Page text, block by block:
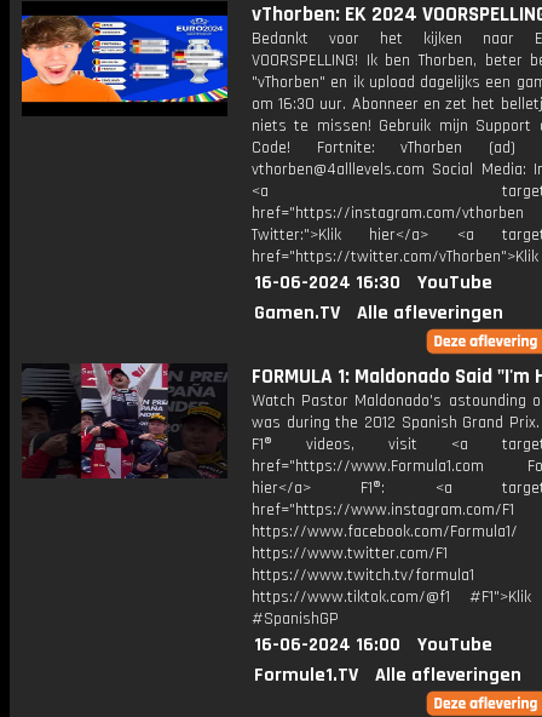
vThorben: EK 2024
Bedankt voor het kijken naar
VOORSPELLING! Ik ben Thorben, beter
"vThorben" en ik upload dagelijks een
om 16:30 uur. Abonneer en zet het
niets te missen! Gebruik mijn Support
Code! Fortnite: vThorben (ad)
vthorben@4alllevels.com Social Media:
<a
href="https://instagram.com/vthorben
Twitter:">Klik hier</a> <a
href="https://twitter.com/
16-06-2024 16:30
YouTube
Gamen.TV
Alle afleveringen
FORMULA 1: Maldonado Said "I'm
Watch Pastor Maldonado's astounding
was during the 2012 Spanish Grand
F1® videos, visit <a
href="https://www.Formula1.com
hier</a> F1®: <a
href="https://www.instagram.com/F1
https://www.facebook.com/Formula1/
https://www.twitter.com/F1
https://www.twitch.tv/formula1
https://www.tiktok.com/@f1
#SpanishGP
16-06-2024 16:00
YouTube
Formule1.TV
Alle afleveringen